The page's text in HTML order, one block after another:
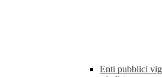
Enti pubblici